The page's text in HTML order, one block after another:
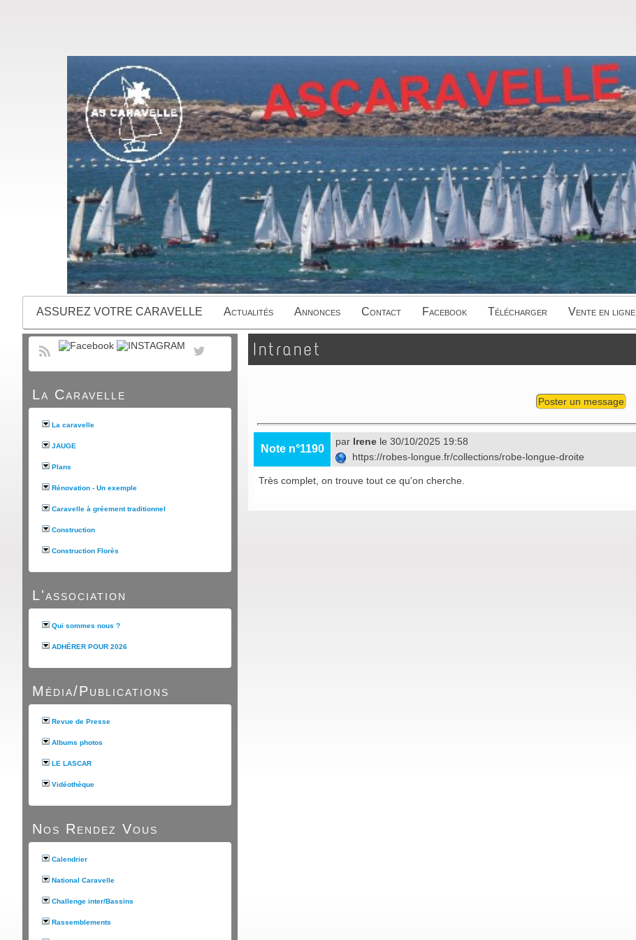
ASSUREZ VOTRE CARAVELLE Actualités Annonces Contact Facebook Télécharger Vente en ligne
La Caravelle
La caravelle
JAUGE
Plans
Rénovation - Un exemple
Caravelle à gréement traditionnel
Construction
Construction Florès
L'association
Qui sommes nous ?
ADHÉRER POUR 2026
Média/Publications
Revue de Presse
Albums photos
LE LASCAR
Vidéothèque
Nos Rendez Vous
Calendrier
National Caravelle
Challenge inter/Bassins
Rassemblements
Intranet
Poster un message
Note n°1190
par Irene le 30/10/2025 19:58
https://robes-longue.fr/collections/robe-longue-droite
Très complet, on trouve tout ce qu'on cherche.